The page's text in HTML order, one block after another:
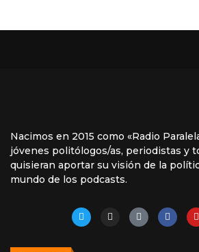
Nacimos en 2015 como «Radio
jóvenes politólogos/as, periodistas y
quisieran aportar su visión de la
mundo de los podcasts.